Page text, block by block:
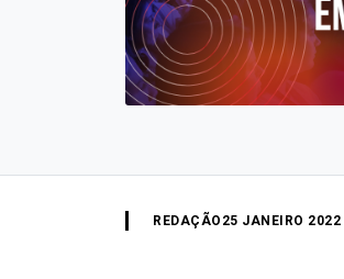
REDAÇÃO 25 JANEIRO 2022